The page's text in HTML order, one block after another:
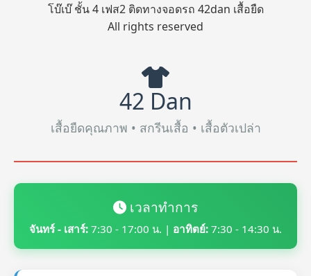
โบ๊เบ๊ ชั้น 4 เฟส2 ติดทางจอดรถ 42dan เสื้อยืด
All rights reserved
42 Dan
เสื้อยืดคุณภาพ • สกรีนเสื้อ • เสื้อตัวเปล่า
เวลาทำการ
จันทร์ - เสาร์: 7:30 - 17:00 น. | อาทิตย์: 7:30 - 14:30 น.